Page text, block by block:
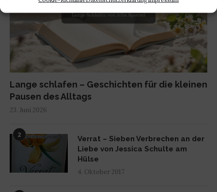
Lange schlafen – Geschichten für die kleinen
Pausen des Alltags
23. Juni 2026
2
Verrat – Sieben Verbrechen an der
Liebe von Jessica Schulte am
Hülse
4. Oktober 2017